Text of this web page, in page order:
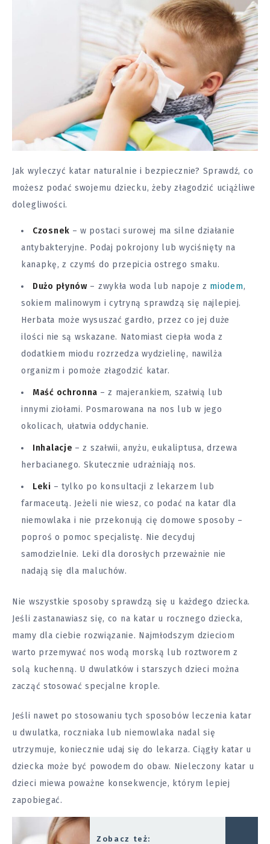
Jak wyleczyć katar naturalnie i bezpiecznie? Sprawdź, co
możesz podać swojemu dziecku, żeby złagodzić uciążliwe
dolegliwości.
Czosnek – w postaci surowej ma silne działanie
antybakteryjne. Podaj pokrojony lub wyciśnięty na
kanapkę, z czymś do przepicia ostrego smaku.
Dużo płynów– zwykła woda lub napoje z miodem,
sokiem malinowym i cytryną sprawdzą się najlepiej.
Herbata może wysuszać gardło, przez co jej duże
ilości nie są wskazane. Natomiast ciepła woda z
dodatkiem miodu rozrzedza wydzielinę, nawilża
organizm i pomoże złagodzić katar.
Maść ochronna – z majerankiem, szałwią lub
innymi ziołami. Posmarowana na nos lub w jego
okolicach, ułatwia oddychanie.
Inhalacje – z szałwii, anyżu, eukaliptusa, drzewa
herbacianego. Skutecznie udrażniają nos.
Leki – tylko po konsultacji z lekarzem lub
farmaceutą. Jeżeli nie wiesz, co podać na katar dla
niemowlaka i nie przekonują cię domowe sposoby –
poproś o pomoc specjalistę. Nie decyduj
samodzielnie. Leki dla dorosłych przeważnie nie
nadają się dla maluchów.
Nie wszystkie sposoby sprawdzą się u każdego dziecka.
Jeśli zastanawiasz się, co na katar u rocznego dziecka,
mamy dla ciebie rozwiązanie. Najmłodszym dzieciom
warto przemywać nos wodą morską lub roztworem z
solą kuchenną. U dwulatków i starszych dzieci można
zacząć stosować specjalne krople.
Jeśli nawet po stosowaniu tych sposobów leczenia katar
u dwulatka, roczniaka lub niemowlaka nadal się
utrzymuje, koniecznie udaj się do lekarza. Ciągły katar u
dziecka może być powodem do obaw. Nieleczony katar u
dzieci miewa poważne konsekwencje, którym lepiej
zapobiegać.
Zobacz też: